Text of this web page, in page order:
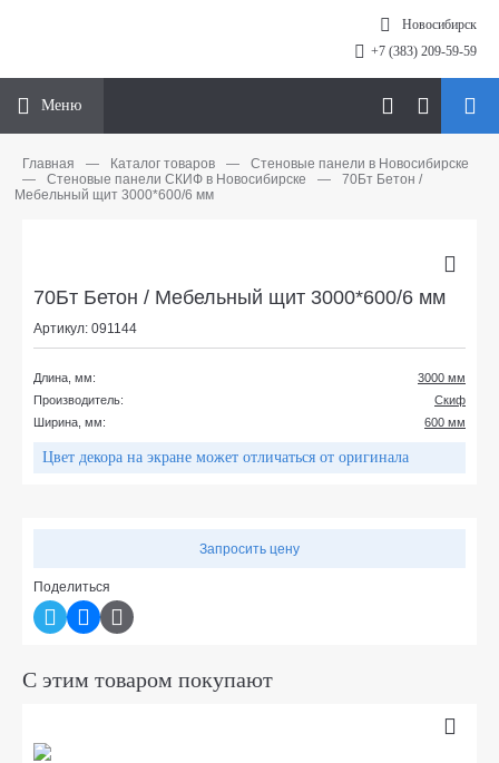
Новосибирск
+7 (383) 209-59-59
Меню
Главная — Каталог товаров —
Стеновые панели в Новосибирске
—
Стеновые панели СКИФ в Новосибирске —
70Бт Бетон /
Мебельный щит 3000*600/6 мм
70Бт Бетон / Мебельный щит 3000*600/6 мм
Артикул: 091144
Длина, мм:
3000 мм
Производитель:
Скиф
Ширина, мм:
600 мм
Цвет декора на экране может отличаться от оригинала
Запросить цену
Поделиться
С этим товаром покупают